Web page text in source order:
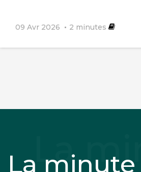
09 Avr 2026 2 minutes
La minute